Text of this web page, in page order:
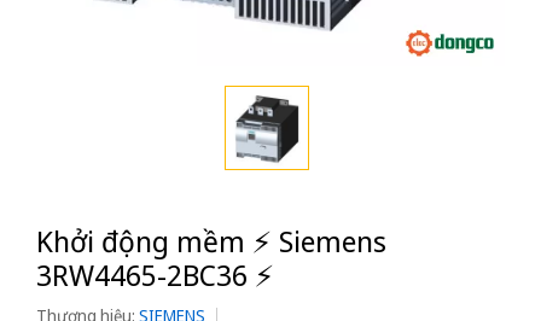
Khởi động mềm ⚡️ Siemens
3RW4465-2BC36 ⚡️
Thương hiệu: SIEMENS